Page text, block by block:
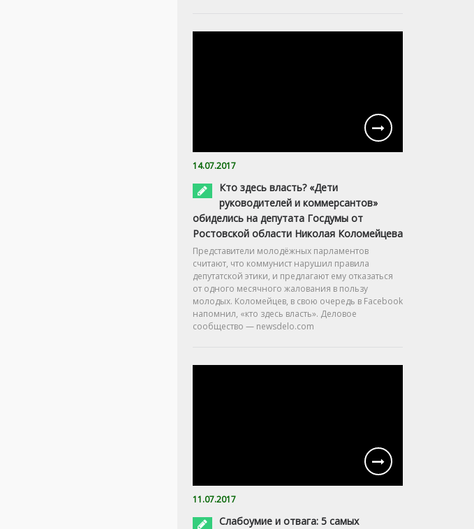
14.07.2017
Кто здесь власть? «Дети
руководителей и коммерсантов»
обиделись на депутата Госдумы от
Ростовской области Николая Коломейцева
Представители молодёжных парламентов
считают, что коммунист нарушил правила
депутатской этики, и предлагают ему отказаться
от одного месячного жалования в пользу
молодых. Коломейцев, в свою очередь в Facebook
напомнил, «кто здесь власть». Деловое
сообщество — newsdelo.com
11.07.2017
Слабоумие и отвага: 5 самых